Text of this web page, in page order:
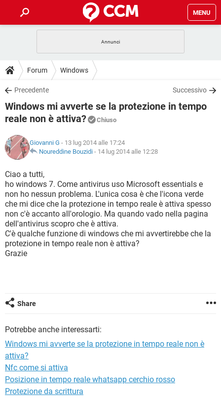
MENU
INTRATTENIMENTO
iOS
INSTAGRAM WHATSAPP
TIKTOK
HARDWARE
GUIDE
COVID-19
iOS
TIKTOK FACEBOOK
DOWNLOAD
COVID-19 GAMING
INTRATTENIMENTO
iOS WINDOWS 10
INSTAGRAM
TIKTOK
HARDWARE
FORUM
INTRATTENIMENTO ANDROID
INSTAGRAM WHATSAPP
TIKTOK
HARDWARE
GLOSSARIO
COVID-19
INTRATTENIMENTO
iOS WINDOWS 10
INSTAGRAM WHATSAPP
TIKTOK
HARDWARE
Forum Windows
Precedente Successivo
Windows mi avverte se la protezione in tempo
reale non è attiva?
Chiuso
Giovanni G - 13 lug 2014 alle 17:24
Noureddine Bouzidi - 14 lug 2014 alle 12:28
Ciao a tutti,
ho windows 7. Come antivirus uso Microsoft essentials e
non ho nessun problema. L'unica cosa è che l'icona verde
che mi dice che la protezione in tempo reale è attiva spesso
non c'è accanto all'orologio. Ma quando vado nella pagina
dell'antivirus scopro che è attiva.
C'è qualche funzione di windows che mi avvertirebbe che la
protezione in tempo reale non è attiva?
Grazie
Share
Potrebbe anche interessarti:
Windows mi avverte se la protezione in tempo reale non è
attiva?
Nfc come si attiva
Posizione in tempo reale whatsapp cerchio rosso
Protezione da scrittura